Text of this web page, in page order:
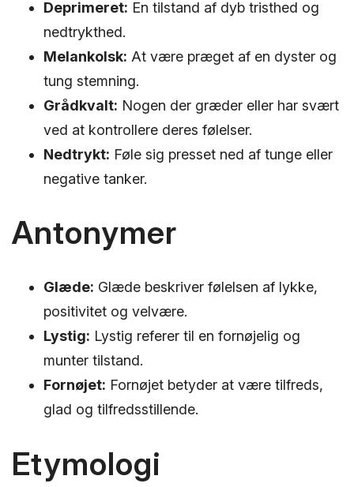
Deprimeret: En tilstand af dyb tristhed og
nedtrykthed.
Melankolsk: At være præget af en dyster og
tung stemning.
Grådkvalt: Nogen der græder eller har svært
ved at kontrollere deres følelser.
Nedtrykt: Føle sig presset ned af tunge eller
negative tanker.
Antonymer
Glæde: Glæde beskriver følelsen af lykke,
positivitet og velvære.
Lystig: Lystig referer til en fornøjelig og
munter tilstand.
Fornøjet: Fornøjet betyder at være tilfreds,
glad og tilfredsstillende.
Etymologi